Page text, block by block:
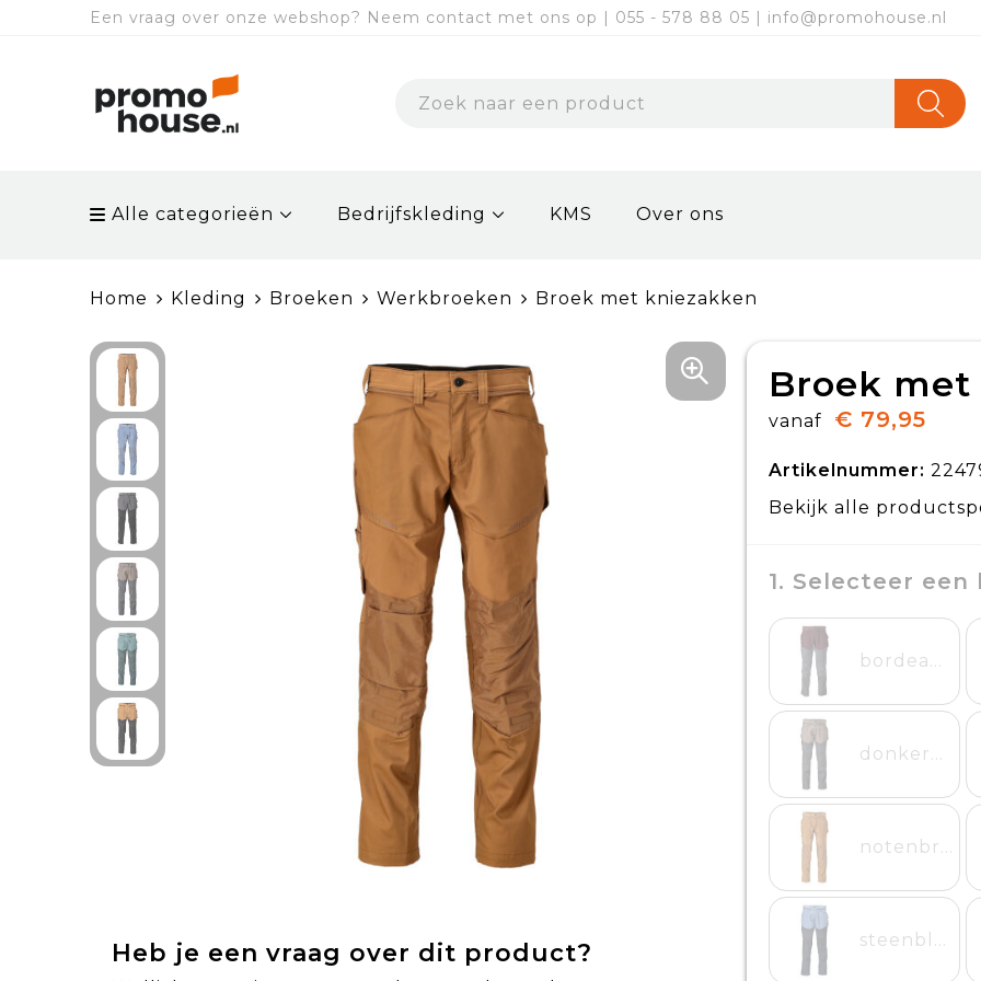
Een vraag over onze webshop? Neem contact met ons op | 055 - 578 88 05 | info@promohouse.nl
Alle categorieën Bedrijfskleding KMS Over ons
Home Kleding Broeken Werkbroeken Broek met kniezakken
Heb je een vraag over dit product?
Broek
vanaf € 79,95
Artikelnummer:
Bekijk alle
1. Selecteer een
bordeaux/steengrijs
donkerzand/steengrijs
notenbruin
steenblauw/donkermarine